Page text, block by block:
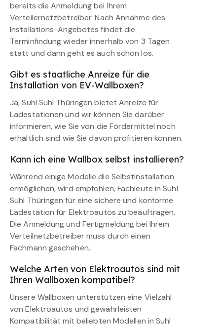
bereits die Anmeldung bei Ihrem
Verteilernetzbetreiber. Nach Annahme des
Installations-Angebotes findet die
Terminfindung wieder innerhalb von 3 Tagen
statt und dann geht es auch schon los.
Gibt es staatliche Anreize für die
Installation von EV-Wallboxen?
Ja, Suhl Suhl Thüringen bietet Anreize für
Ladestationen und wir können Sie darüber
informieren, wie Sie von die Fördermittel noch
erhältlich sind wie Sie davon profitieren können.
Kann ich eine Wallbox selbst installieren?
Während einige Modelle die Selbstinstallation
ermöglichen, wird empfohlen, Fachleute in Suhl
Suhl Thüringen für eine sichere und konforme
Ladestation für Elektroautos zu beauftragen.
Die Anmeldung und Fertigmeldung bei Ihrem
Verteilnetzbetreiber muss durch einen
Fachmann geschehen.
Welche Arten von Elektroautos sind mit
Ihren Wallboxen kompatibel?
Unsere Wallboxen unterstützen eine Vielzahl
von Elektroautos und gewährleisten
Kompatibilität mit beliebten Modellen in Suhl